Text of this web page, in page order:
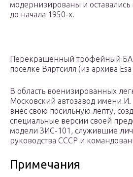
модернизированы и оставались
до начала 1950-х.
Перекрашенный трофейный
поселке Вяртсиля (из архива
В область военизированных
Московский автозавод имени И.
внес свою посильную лепту,
специальные версии своей
модели ЗИС-101, служившие
руководства СССР и
Примечания